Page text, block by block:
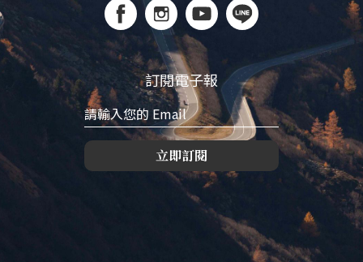
訂閱電子報
立即訂閱